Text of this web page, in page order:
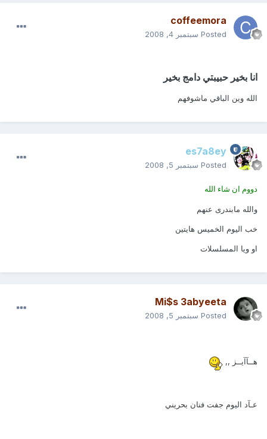
coffeemora
Posted سبتمبر 4, 2008
انا بخير حبيبتي دامج بخير
الله وين الباقي ماشوفهم
es7a8ey
Posted سبتمبر 5, 2008
دووم ان شاء الله
والله مابندرى عنهم
خب اليوم الخميس هايتين
او ويا المسلسلات
Mi$s 3abyeeta
Posted سبتمبر 5, 2008
هــآآيــز ,,
عـآد اليوم جفت فنان بحريني